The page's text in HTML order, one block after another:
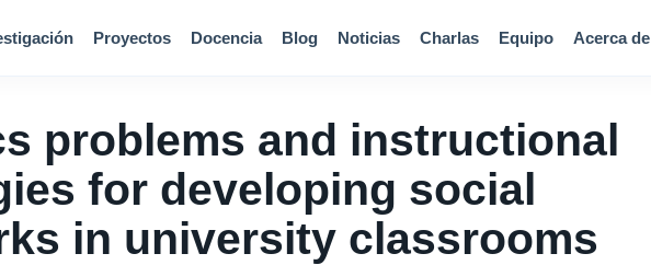
Proyectos Docencia Blog Noticias Charlas Equipo Acerca de
problems and instructional
for developing social
in university classrooms